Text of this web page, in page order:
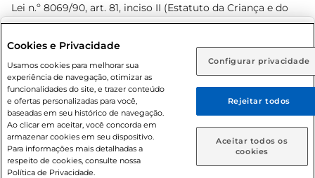
Rio de Janeiro (RJ) Goiás (GO)
Ou
Caso queira comprar online, informe como deseja receber
suas compras:
Entrega em casa Retire em Loja
Lei n.º 8069/90, art. 81, inciso II (Estatuto da Criança e do
Adolescente). Preços e condições exclusivos para o
prévio. O valor mínimo para as compras on-line é de R$
80,00.
© 2026 Copyright. Todos os direitos
reservados Prezunic.
Cookies e Privacidade
Usamos cookies para melhorar sua
experiência de navegação, otimizar as
funcionalidades do site, e trazer conteúdo
e ofertas personalizadas para você,
baseadas em seu histórico de navegação.
Ao clicar em aceitar, você concorda em
armazenar cookies em seu dispositivo.
Para informações mais detalhadas a
respeito de cookies, consulte nossa
Política de Privacidade.
Configurar privacidade
Rejeitar todos
Aceitar todos os
cookies